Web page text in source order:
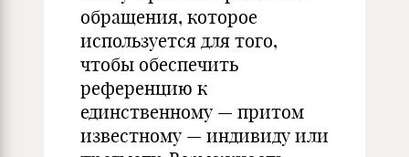
обращения, которое
используется для того,
чтобы обеспечить
референцию к
единственному — притом
известному — индивиду или